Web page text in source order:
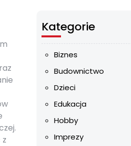
Kategorie
Biznes
Budownictwo
Dzieci
Edukacja
Hobby
Imprezy